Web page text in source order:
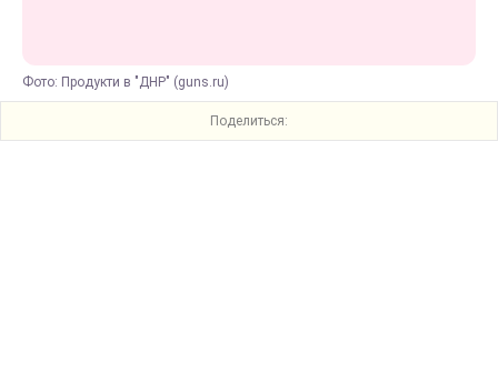
Фото: Продукти в "ДНР" (guns.ru)
Поделиться: